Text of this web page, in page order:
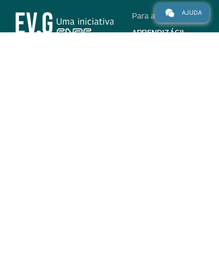
Para alunos
APRENDIZÁGIL
AJUDA